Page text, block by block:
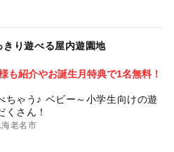
きり遊べる屋内遊園地
も紹介やお誕生月特典で1名無料！
ちゃう♪ ベビー～小学生向けの遊
くさん！
老名市